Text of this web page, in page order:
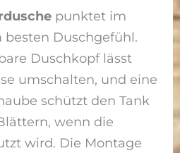
punktet im
Duschgefühl.
Duschkopf lässt
umschalten, und eine
schützt den Tank
wenn die
wird. Die Montage